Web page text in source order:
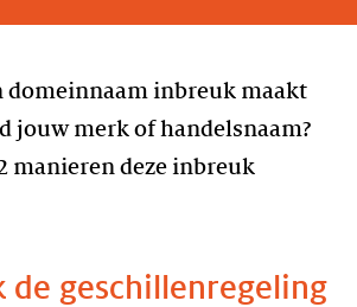
domeinnaam inbreuk maakt
jouw merk of handelsnaam?
manieren deze inbreuk
de geschillenregeling